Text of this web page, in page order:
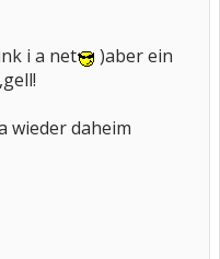
i a net
)aber ein
wieder daheim